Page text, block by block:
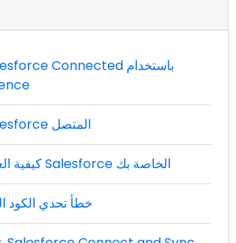
إعداد تطبيق Salesforce المتصل
كيفية العثور على منطقة Salesforce الخاصة بك
خطأ تحدي الكود